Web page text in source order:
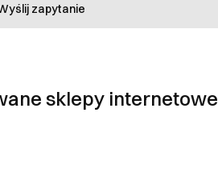
zapytanie
sklepy internetowe